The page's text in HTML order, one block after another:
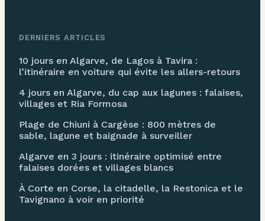
DERNIERS ARTICLES
10 jours en Algarve, de Lagos à Tavira :
l’itinéraire en voiture qui évite les allers-retours
4 jours en Algarve, du cap aux lagunes : falaises,
villages et Ria Formosa
Plage de Chiuni à Cargèse : 800 mètres de
sable, lagune et baignade à surveiller
Algarve en 3 jours : itinéraire optimisé entre
falaises dorées et villages blancs
À Corte en Corse, la citadelle, la Restonica et le
Tavignano à voir en priorité